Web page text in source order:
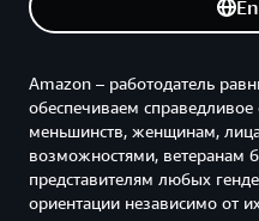
Amazon – работодатель
обеспечиваем
меньшинств, женщинам,
возможностями, ветеранам
представителям любых
ориентации независимо от